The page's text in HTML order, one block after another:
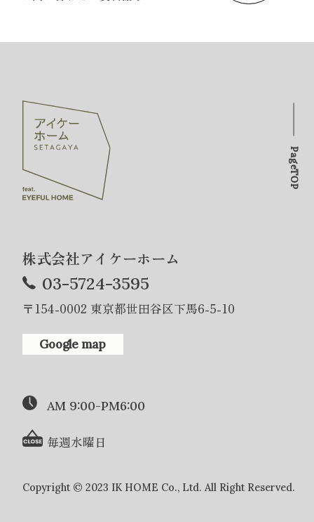
株式会社アイケーホーム
03-5724-3595
〒154-0002 東京都世田谷区下馬6-5-10
Google map
AM 9:00-PM6:00
毎週水曜日
Copyright © 2023 IK HOME Co., Ltd. All Right Reserved.
PageTOP